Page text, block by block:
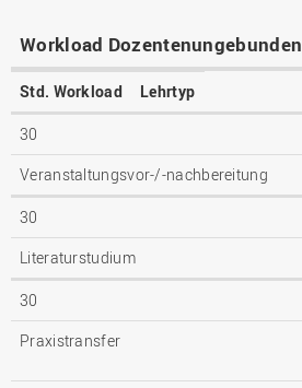
Workload Dozentenungebunden
Std. Workload Lehrtyp
30
Veranstaltungsvor-/-nachbereitung
30
Literaturstudium
30
Praxistransfer